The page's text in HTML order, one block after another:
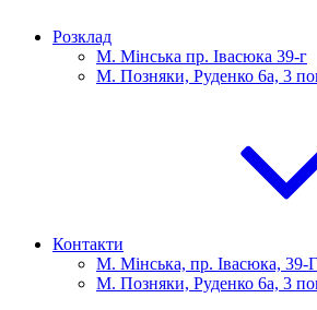
Розклад
М. Мінська пр. Івасюка 39-г
М. Позняки, Руденко 6а, 3
Контакти
М. Мінська, пр. Івасюка, 39-Г
М. Позняки, Руденко 6а, 3